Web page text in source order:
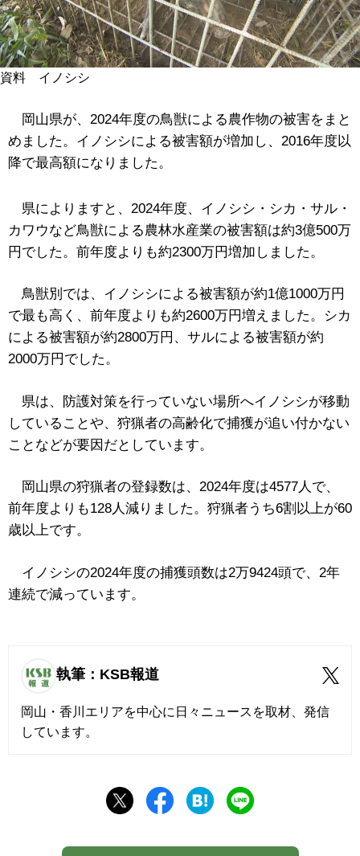
資料 イノシシ
岡山県が、2024年度の鳥獣による農作物の被害をまと
めました。イノシシによる被害額が増加し、2016年度以
降で最高額になりました。
県によりますと、2024年度、イノシシ・シカ・サル・
カワウなど鳥獣による農林水産業の被害額は約3億500万
円でした。 前年度よりも約2300万円増加しました。
鳥獣別では、イノシシによる被害額が約1億1000万円
で最も高く、前年度よりも約2600万円増えました。シカ
による被害額が約2800万円、サルによる被害額が約
2000万円でした。
県は、防護対策を行っていない場所へイノシシが移動
していることや、狩猟者の高齢化で捕獲が追い付かない
ことなどが要因だとしています。
岡山県の狩猟者の登録数は、2024年度は4577人で、
前年度よりも128人減りました。狩猟者うち6割以上が60
歳以上です。
イノシシの2024年度の捕獲頭数は2万9424頭で、2年
連続で減っています。
執筆：KSB報道
岡山・香川エリアを中心に日々ニュースを取材、発信
しています。